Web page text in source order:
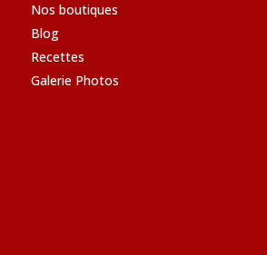
Nos boutiques
Blog
Recettes
Galerie Photos